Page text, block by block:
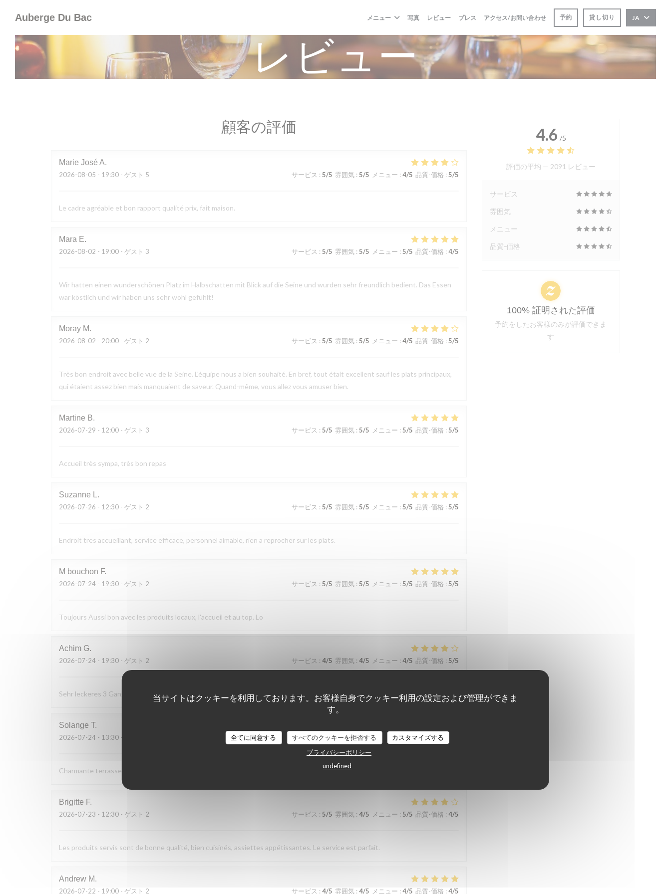
当サイトはクッキーを利用しております。お客様自身でクッキー利用の設定および管理ができま
す。
全てに同意する すべてのクッキーを拒否する
カスタマイズする
プライバシーポリシー
undefined
Auberge Du Bac メニュー 写真 レビュー プレス アクセス/お問い合わせ 予約 貸し切り JA
レビュー
顧客の評価
Marie José A
2026-08-05 - 19:30 - ゲスト 5 サービス : 5/5 雰囲気: 5/5 メニュー : 4/5 品質-価格 : 5/5
Le cadre agréable et bon rapport qualité prix, fait maison.
Mara E
2026-08-02 - 19:00 - ゲスト 3 サービス : 5/5 雰囲気: 5/5 メニュー : 5/5 品質-価格 : 4/5
Wir hatten einen wunderschönen Platz im Halbschatten mit Blick auf die Seine und wurden sehr freundlich bedient. Das Essen
war köstlich und wir haben uns sehr wohl gefühlt!
Moray M
2026-08-02 - 20:00 - ゲスト 2 サービス : 5/5 雰囲気: 5/5 メニュー : 4/5 品質-価格 : 5/5
Très bon endroit avec belle vue de la Seine. L'équipe nous a bien souhaité. En bref, tout était excellent sauf les plats principaux,
qui étaient assez bien mais manquaient de saveur. Quand-même, vous allez vous amuser bien.
Martine B
2026-07-29 - 12:00 - ゲスト 3 サービス : 5/5 雰囲気: 5/5 メニュー : 5/5 品質-価格 : 5/5
Accueil très sympa, très bon repas
Suzanne L
2026-07-26 - 12:30 - ゲスト 2 サービス : 5/5 雰囲気: 5/5 メニュー : 5/5 品質-価格 : 5/5
Endroit tres accueillant, service efficace, personnel aimable, rien a reprocher sur les plats.
M bouchon F
2026-07-24 - 19:30 - ゲスト 2 サービス : 5/5 雰囲気: 5/5 メニュー : 5/5 品質-価格 : 5/5
Toujours Aussi bon avec les produits locaux, l'accueil et au top. Lo
Achim G
2026-07-24 - 19:30 - ゲスト 2 サービス : 4/5 雰囲気: 4/5 メニュー : 4/5 品質-価格 : 5/5
Sehr leckeres 3 Gang Menü mit guten Preis Leistungsverhältnis. Nettes freundliches Personal Wir kommen gerne wieder
Solange T
2026-07-24 - 13:30 - ゲスト 2 サービス:5/5 雰囲気:5/5 メニュー :5/5 品質-価格
Charmante terrasse vue sur le bac. Cuisine simple et délicieuse. Excellent rapport qualité prix
Brigitte F
2026-07-23 - 12:30 - ゲスト 2 サービス : 5/5 雰囲気 : 4/5 メニュー : 5/5 品質-価格 : 4/5
Les produits servis sont de bonne qualité, bien cuisinés, assiettes appétissantes. Le service est parfait.
Andrew M
2026-07-22 - 19:00 - ゲスト 2 サービス : 4/5 雰囲気: 4/5 メニュー : 4/5 品質-価格 : 4/5
4.6 /5
評価の平均 — 2091 レビュー
サービス
雰囲気
メニュー
品質-価格
100% 証明された評価
予約をしたお客様のみが評価できま
す